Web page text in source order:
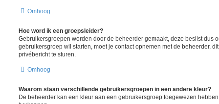
Omhoog
Hoe word ik een groepsleider?
Gebruikersgroepen worden door de beheerder gemaakt, deze beslist dus
gebruikersgroep wil starten, moet je contact opnemen met de beheerder,
privébericht te sturen.
Omhoog
Waarom staan verschillende gebruikersgroepen in een andere kleur?
De beheerder kan een kleur aan een gebruikersgroep toegewezen